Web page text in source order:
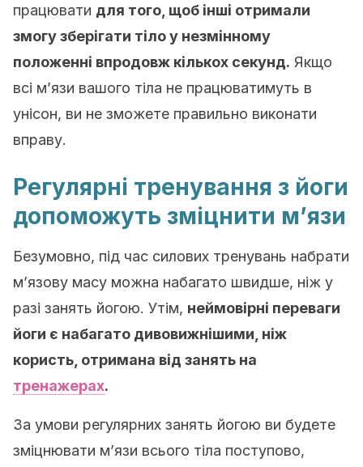
працювати для того, щоб інші отримали
змогу зберігати тіло у незмінному
положенні впродовж кількох секунд. Якщо
всі м’язи вашого тіла не працюватимуть в
унісон, ви не зможете правильно виконати
вправу.
Регулярні тренування з йоги
допоможуть зміцнити м’язи
Безумовно, під час силових тренувань набрати
м’язову масу можна набагато швидше, ніж у
разі занять йогою. Утім, неймовірні переваги
йоги є набагато дивовижнішими, ніж
користь, отримана від занять на
тренажерах.
За умови регулярних занять йогою ви будете
зміцнювати м’язи всього тіла поступово,